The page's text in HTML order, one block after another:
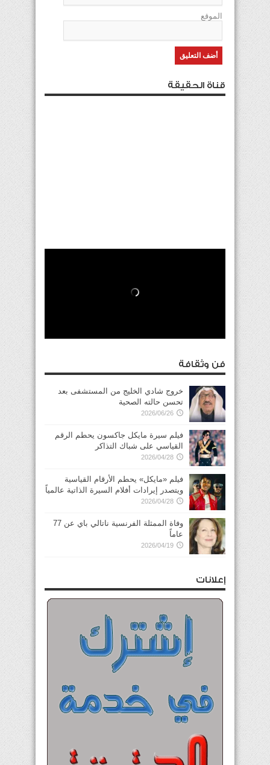
الموقع
قناة الحقيقة
فن وثقافة
خروج شادي الخليج من المستشفى بعد
تحسن حالته الصحية
2026/06/26
فيلم سيرة مايكل جاكسون يحطم الرقم
القياسي على شباك التذاكر
2026/04/28
فيلم «مايكل» يحطم الأرقام القياسية
ويتصدر إيرادات أفلام السيرة الذاتية عالمياً
2026/04/28
وفاة الممثلة الفرنسية ناتالي باي عن 77
عاماً
2026/04/19
إعلانات